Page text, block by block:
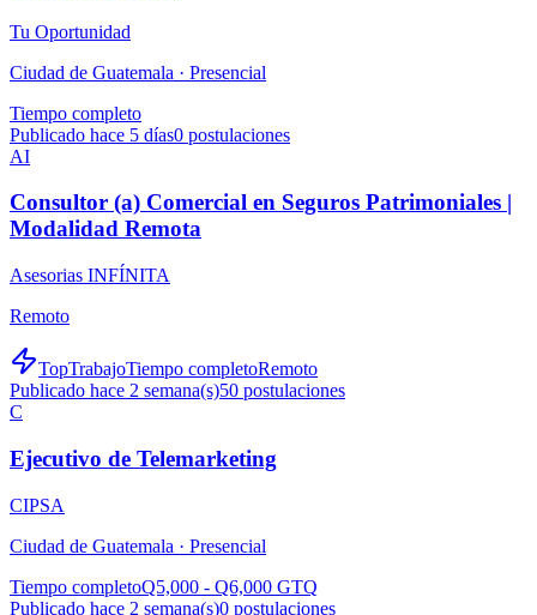
Tu Oportunidad
Ciudad de Guatemala · Presencial
Tiempo completo
Publicado hace 5 días0 postulaciones
AI
Consultor (a) Comercial en Seguros Patrimoniales |
Modalidad Remota
Asesorias INFÍNITA
Remoto
TopTrabajoTiempo completoRemoto
Publicado hace 2 semana(s)50 postulaciones
C
Ejecutivo de Telemarketing
CIPSA
Ciudad de Guatemala · Presencial
Tiempo completoQ5,000 - Q6,000 GTQ
Publicado hace 2 semana(s)0 postulaciones